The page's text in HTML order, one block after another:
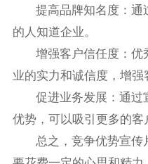
提高品牌知名度：通
的人知道企业。
增强客户信任度：优
业的实力和诚信度，增强
促进业务发展：通过
优势，可以吸引更多的客
总之，竞争优势宣